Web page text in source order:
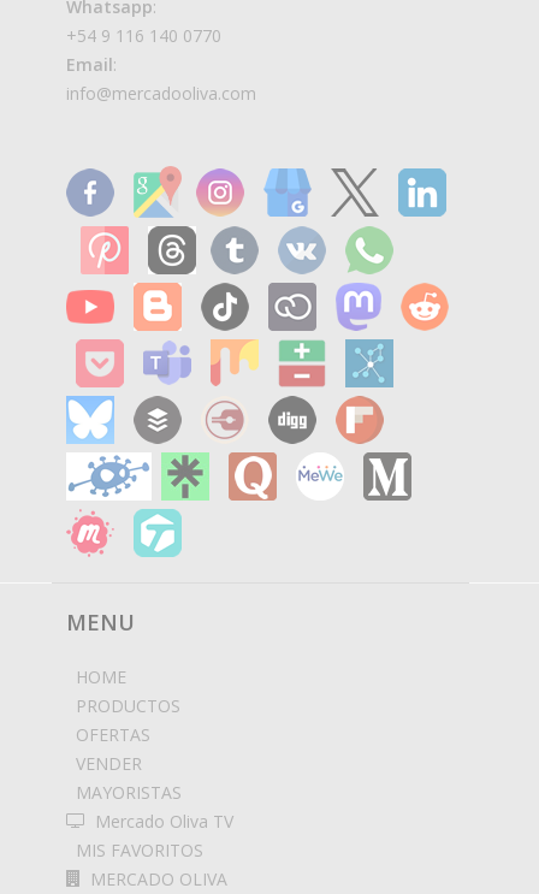
Whatsapp:
+54 9 116 140 0770
Email:
info@mercadooliva.com
MENU
HOME
PRODUCTOS
OFERTAS
VENDER
MAYORISTAS
Mercado Oliva TV
MIS FAVORITOS
MERCADO OLIVA